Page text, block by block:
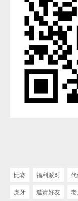
比赛 福利派对
虎牙
邀请好友